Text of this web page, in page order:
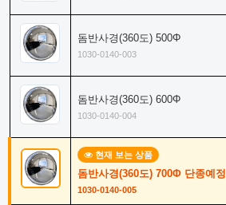
돔반사경(360도) 500Φ
1030-0140-003
돔반사경(360도) 600Φ
1030-0140-004
현재 보는 상품
돔반사경(360도) 700Φ 단종예정
1030-0140-005